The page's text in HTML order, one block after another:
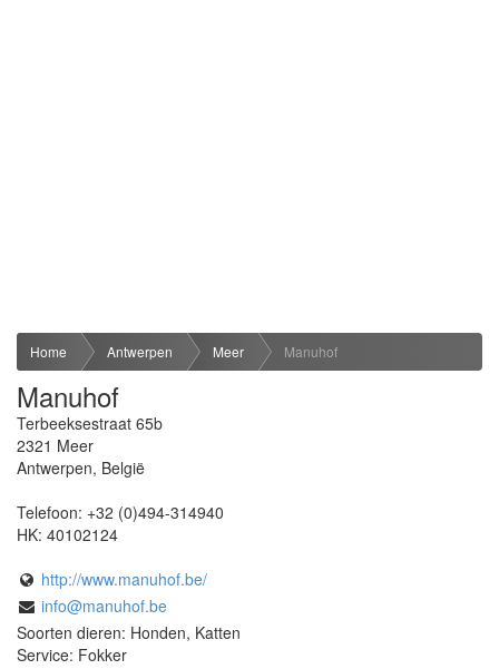
Home Antwerpen Meer Manuhof
Manuhof
Terbeeksestraat 65b
2321 Meer
Antwerpen, België
Telefoon: +32 (0)494-314940
HK: 40102124
http://www.manuhof.be/
info@manuhof.be
Soorten dieren: Honden, Katten
Service: Fokker